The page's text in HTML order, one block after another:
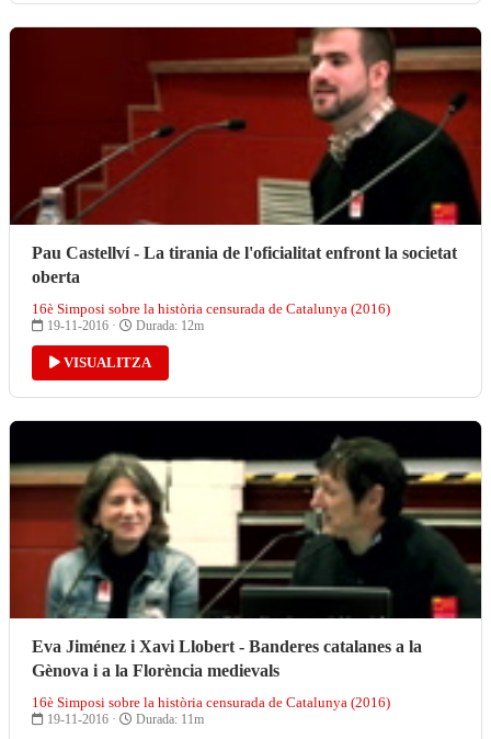
Pau Castellví - La tirania de l'oficialitat enfront la societat
oberta
16è Simposi sobre la història censurada de Catalunya (2016)
19-11-2016 · Durada: 12m
VISUALITZA
Eva Jiménez i Xavi Llobert - Banderes catalanes a la
Gènova i a la Florència medievals
16è Simposi sobre la història censurada de Catalunya (2016)
19-11-2016 · Durada: 11m